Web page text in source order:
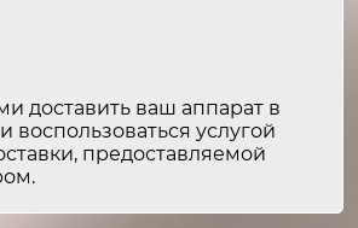
льда
доставить ваш аппарат в
воспользоваться услугой
предоставляемой